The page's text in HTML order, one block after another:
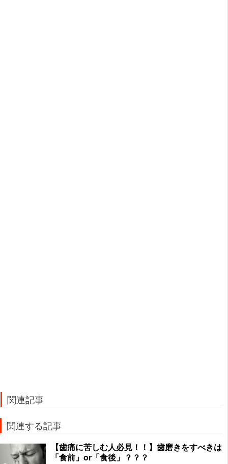
関連記事
関連する記事
【歯痛に苦しむ人必見！！】歯磨きをすべきは
「食前」or「食後」？？？